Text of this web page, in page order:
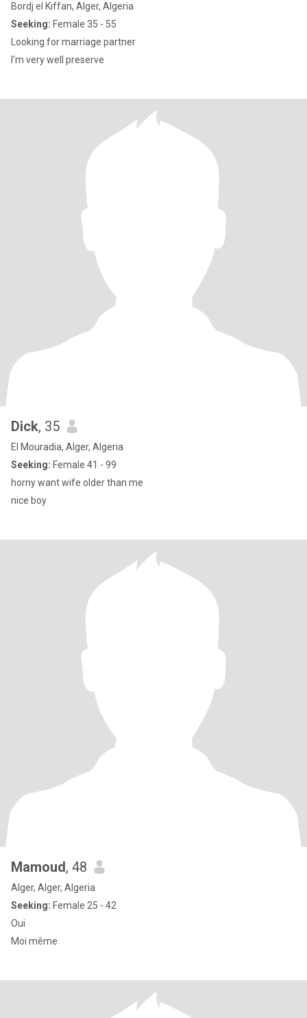
Bordj el Kiffan, Alger, Algeria
Seeking: Female 35 - 55
Looking for marriage partner
I'm very well preserve
Dick, 35
El Mouradia, Alger, Algeria
Seeking: Female 41 - 99
horny want wife older than me
nice boy
Mamoud, 48
Alger, Alger, Algeria
Seeking: Female 25 - 42
Oui
Moi même